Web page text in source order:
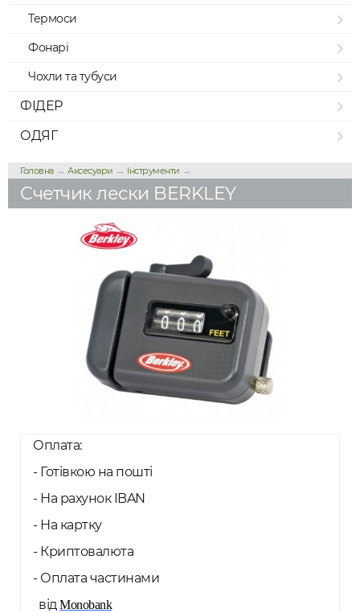
Термоси
Фонарі
Чохли та тубуси
ФІДЕР
ОДЯГ
Головна→ Аксесуари → Інструменти →
Счетчик лески BERKLEY
Оплата:
- Готівкою на пошті
- На рахунок IBAN
- На картку
- Криптовалюта
- Оплата частинами
відMonobank